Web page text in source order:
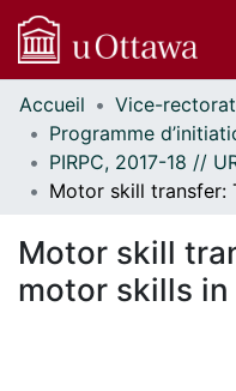
Communautés
et collections
Parcourir
Statistiques
À propos
Accueil
Motor skill
motor skills